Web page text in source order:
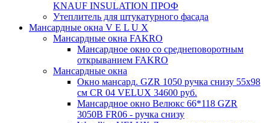
KNAUF INSULATION ПРОФ
Утеплитель для штукатурного фасада
Мансардные окна V E L U X
Мансардные окна FAKRO
Мансардное окно со среднеповоротным
открыванием FAKRO
Мансардные окна
Окно мансард. GZR 1050 ручка снизу 55х98
см CR 04 VELUX 34600 руб.
Мансардное окно Велюкс 66*118 GZR
3050B FR06 - ручка снизу